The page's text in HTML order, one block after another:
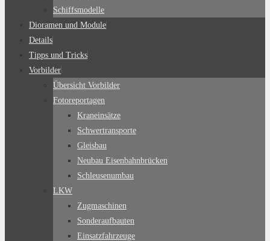
Schiffsmodelle
Dioramen und Module
Details
Tipps und Tricks
Vorbilder
Übersicht Vorbilder
Fotoreportagen
Kraneinsätze
Schwertransporte
Gleisbau
Neubau Eisenbahnbrücken
Schleusenumbau
LKW
Zugmaschinen
Sonderaufbauten
Einsatzfahrzeuge